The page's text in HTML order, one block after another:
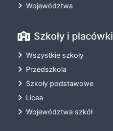
Województwa
Szkoły i placówki
Wszystkie szkoły
Przedszkola
Szkoły podstawowe
Licea
Województwa szkół